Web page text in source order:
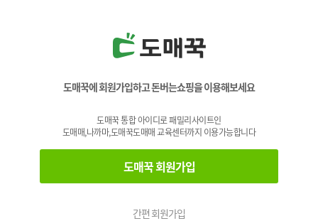
도매꾹에 회원가입하고 돈버는쇼핑을 이용해보세요
도매꾹 통합 아이디로 패밀리사이트인
도매매,나까마,도매꾹도매매 교육센터까지 이용가능합니다
도매꾹 회원가입
간편 회원가입